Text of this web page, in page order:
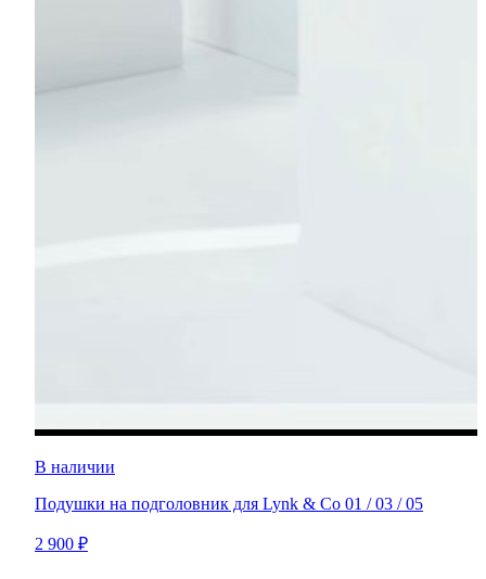
В наличии
Подушки на подголовник для Lynk & Co 01 / 03 / 05
2 900 ₽